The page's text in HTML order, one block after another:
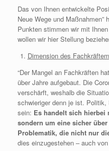
Das von Ihnen entwickelte
Neue Wege und
Punkten stimmen wir mit
wollen wir hier Stellung
Dimension des
“Der Mangel an Fachkräften
über Jahre aufgebaut. Die
verschärft, weshalb die
schwieriger denn je ist.
sein: Es handelt sich hierbei
sondern um eine sicher
Problematik, die nicht nur
dies einzugestehen – auch